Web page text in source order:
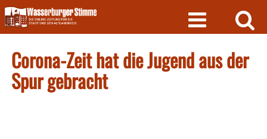
Skip
to
content
Corona-Zeit hat die Jugend aus der
Spur gebracht